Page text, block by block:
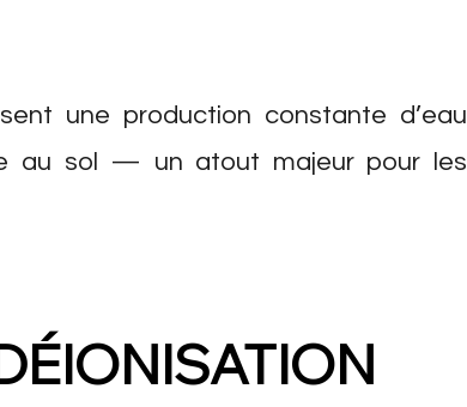
une production constante d’eau
au sol — un atout majeur pour les